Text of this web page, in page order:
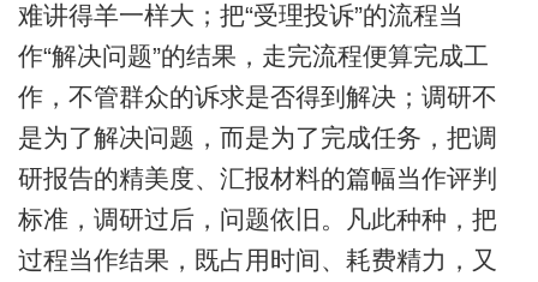
难讲得羊一样大；把“受理投诉”的流程当
作“解决问题”的结果，走完流程便算完成工
作，不管群众的诉求是否得到解决；调研不
是为了解决问题，而是为了完成任务，把调
研报告的精美度、汇报材料的篇幅当作评判
标准，调研过后，问题依旧。凡此种种，把
过程当作结果，既占用时间、耗费精力，又